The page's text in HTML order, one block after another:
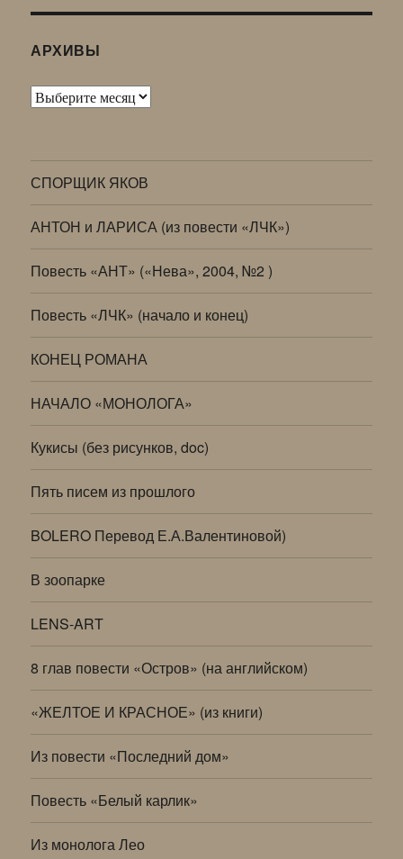
АРХИВЫ
Архивы
СПОРЩИК ЯКОВ
АНТОН и ЛАРИСА (из повести «ЛЧК»)
Повесть «АНТ» («Нева», 2004, №2 )
Повесть «ЛЧК» (начало и конец)
КОНЕЦ РОМАНА
НАЧАЛО «МОНОЛОГА»
Кукисы (без рисунков, doc)
Пять писем из прошлого
BOLERO Перевод Е.А.Валентиновой)
В зоопарке
LENS-ART
8 глав повести «Остров» (на английском)
«ЖЕЛТОЕ И КРАСНОЕ» (из книги)
Из повести «Последний дом»
Повесть «Белый карлик»
Из монолога Лео